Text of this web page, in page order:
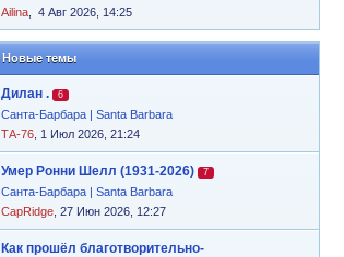
Ailina 4 Авг 2026, 14:25
Новые темы
Дилан . 6
Санта-Барбара | Santa Barbara
ТА-76 , 1 Июл 2026, 21:24
Умер Ронни Шелл (1931-2026) 7
Санта-Барбара | Santa Barbara
CapRidge , 27 Июн 2026, 12:27
Как прошёл благотворительно-